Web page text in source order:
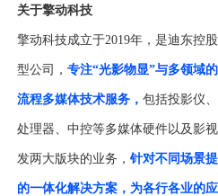
关于擎动科技
擎动科技成立于2019年，是迪东控
型公司，专注“光影物显”与多领域
流程多媒体技术服务，包括投影仪
处理器、中控等多媒体硬件以及影
发两大版块的业务，针对不同场景
的一体化解决方案，为各行各业的应